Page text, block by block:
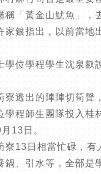
稱「黃金山魷魚」，
家銀指出，以前當
學位學程學生沈泉
透出的陣陣切筍聲
學程師生團隊投入
13日。
寮13日相當忙碌，
鍋、引水等，全部